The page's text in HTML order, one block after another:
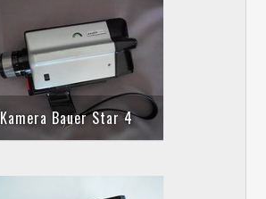
Kamera Bauer Star 4